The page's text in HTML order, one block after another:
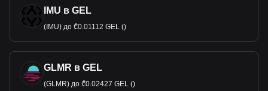
IMU в GEL
(IMU) до ₾0.01112 GEL ()
GLMR в GEL
(GLMR) до ₾0.02427 GEL ()